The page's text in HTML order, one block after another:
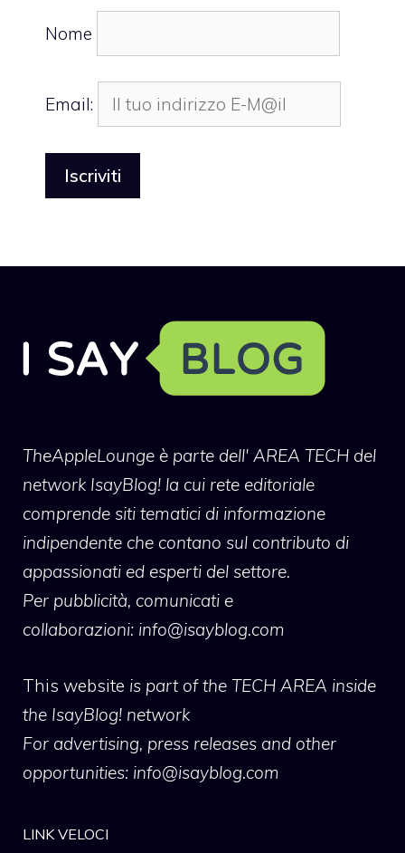
Nome
Email:
TheAppleLounge è parte dell' AREA TECH del
network IsayBlog! la cui rete editoriale
comprende siti tematici di informazione
indipendente che contano sul contributo di
appassionati ed esperti del settore.
Per pubblicità, comunicati e
collaborazioni: info@isayblog.com
This website is part of the TECH AREA inside
the IsayBlog! network
For advertising, press releases and other
opportunities: info@isayblog.com
LINK VELOCI